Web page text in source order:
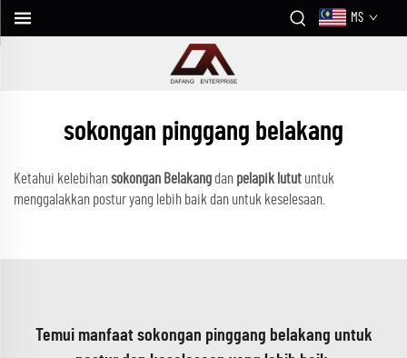
MS
sokongan pinggang belakang
Ketahui kelebihansokongan Belakangdan pelapik lutut untuk
menggalakkan postur yang lebih baik dan untuk keselesaan.
Temui manfaat sokongan pinggang belakang untuk